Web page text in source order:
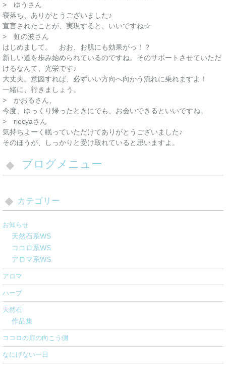
> ゆうさん
寝落ち、ありがとうございました♪
宣言されたことが、実現すると、いいですね☆
> 虹の波さん
はじめまして。 おお、お肌にも効果がっ！？
新しい道を歩み始められているのですね。そのサポートさせていただ
けるなんて、光栄です♪
大丈夫。意図すれば、必ずいい方向へ向かう流れに乗れますよ！
一緒に、行きましょう。
> かおるさん、
今度、ゆっくり帰ったときにでも、お会いできるといいですね。
> riecyaさん
気持ちよーく眠っていただけてありがとうございました♪
そのほうが、しっかりと受け取れていると思いますよ。
ブログメニュー
カテゴリー
お知らせ
天然石系WS
ココロ系WS
アロマ系WS
アロマ
ハーブ
天然石
作品集
ココロの扉の向こう側
なにげない一日